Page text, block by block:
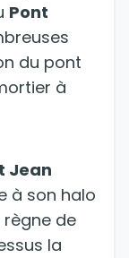
Pont
du pont
à
Jean
à son halo
règne de
la